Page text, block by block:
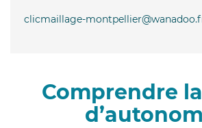
clicmaillage-
Comprendre